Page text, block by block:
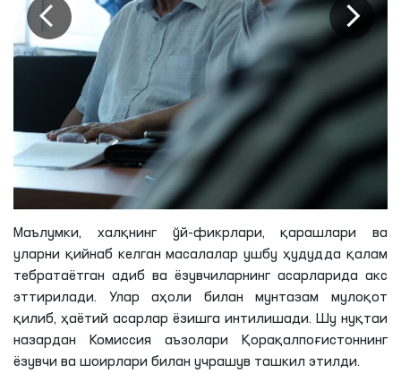
Маълумки, халқнинг ўй-фикрлари, қарашлари ва
уларни қийнаб келган масалалар ушбу ҳудудда қалам
тебратаётган адиб ва ёзувчиларнинг асарларида акс
эттирилади. Улар аҳоли билан мунтазам мулоқот
қилиб, ҳаётий асарлар ёзишга интилишади. Шу нуқтаи
назардан Комиссия аъзолари Қорақалпоғистоннинг
ёзувчи ва шоирлари билан учрашув ташкил этилди.